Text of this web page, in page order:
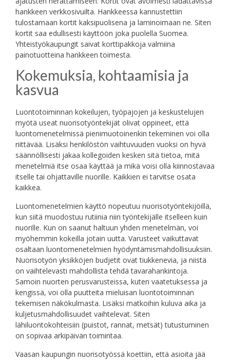
hankkeen verkkosivuilta. Hankkeessa kannustettiin
tulostamaan kortit kaksipuolisena ja laminoimaan ne. Siten
kortit saa edullisesti käyttöön joka puolella Suomea.
Yhteistyökaupungit saivat korttipakkoja valmiina
painotuotteina hankkeen toimesta.
Kokemuksia, kohtaamisia ja
kasvua
Luontotoiminnan kokeilujen, työpajojen ja keskustelujen
myötä useat nuorisotyöntekijät olivat oppineet, että
luontomenetelmissä pienimuotoinenkin tekeminen voi olla
riittävää. Lisäksi henkilöstön vaihtuvuuden vuoksi on hyvä
säännöllisesti jakaa kollegoiden kesken sitä tietoa, mitä
menetelmiä itse osaa käyttää ja mikä voisi olla kiinnostavaa
itselle tai ohjattaville nuorille. Kaikkien ei tarvitse osata
kaikkea.
Luontomenetelmien käyttö nopeutuu nuorisotyöntekijöillä,
kun siitä muodostuu rutiinia niin työntekijälle itselleen kuin
nuorille. Kun on saanut haltuun yhden menetelmän, voi
myöhemmin kokeilla jotain uutta. Varusteet vaikuttavat
osaltaan luontomenetelmien hyödyntämismahdollisuuksiin.
Nuorisotyön yksikköjen budjetit ovat tiukkenevia, ja niistä
on vaihtelevasti mahdollista tehdä tavarahankintoja.
Samoin nuorten perusvarusteissa, kuten vaatetuksessa ja
kengissä, voi olla puutteita mieluisan luontotoiminnan
tekemisen näkökulmasta. Lisäksi matkoihin kuluva aika ja
kuljetusmahdollisuudet vaihtelevat. Siten
lähiluontokohteisiin (puistot, rannat, metsät) tutustuminen
on sopivaa arkipäivän toimintaa.
Vaasan kaupungin nuorisotyössä koettiin, että asioita jää